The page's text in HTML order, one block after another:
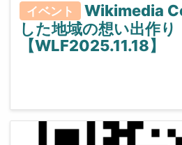
イベント
Wikimedia
した地域の想い出作り
【WLF2025.11.18】